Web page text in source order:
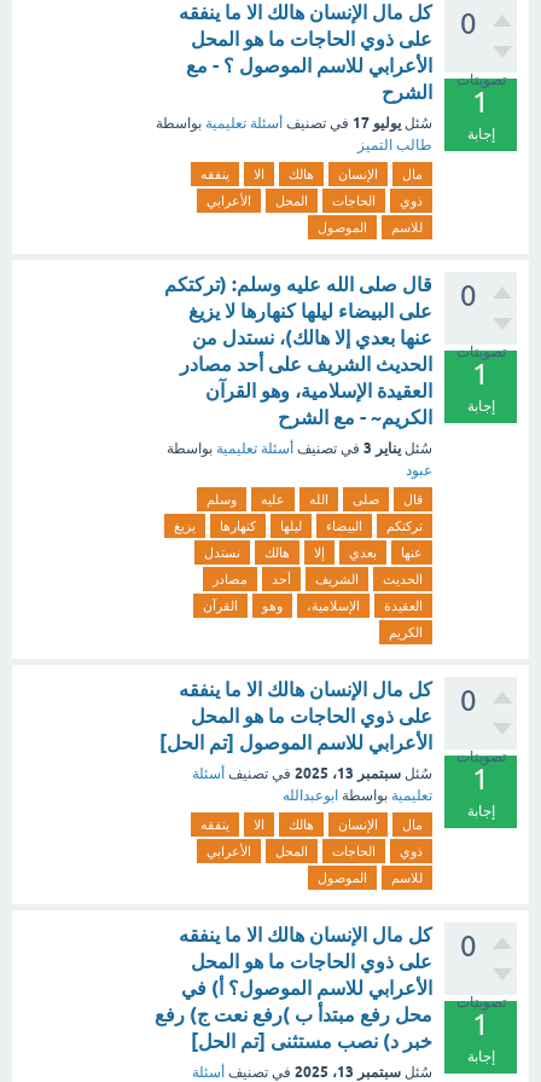
0
تصويتات
1
إجابة
كل مال الإنسان هالك الا ما ينفقه
على ذوي الحاجات ما هو المحل
الأعرابي للاسم الموصول ؟ - مع
الشرح
سُئل يوليو 17 في تصنيف أسئلة تعليمية بواسطة
طالب التميز
مال الإنسان هالك الا
ينفقه
ذوي
الحاجات المحل
الأعرابي
للاسم
الموصول
0
تصويتات
1
إجابة
قال صلى الله عليه وسلم: (تركتكم
على البيضاء ليلها كنهارها لا يزيغ
عنها بعدي إلا هالك)، نستدل من
الحديث الشريف على أحد مصادر
العقيدة الإسلامية، وهو القرآن
الكريم~ - مع الشرح
سُئل يناير 3 في تصنيف أسئلة تعليمية بواسطة
عبود
قال صلى الله عليه
وسلم
تركتكم
البيضاء ليلها كنهارها
يزيغ
عنها
بعدي إلا هالك
نستدل
الحديث
الشريف أحد
مصادر
العقيدة
الإسلامية، وهو
القرآن
الكريم
0
تصويتات
1
إجابة
كل مال الإنسان هالك الا ما ينفقه
على ذوي الحاجات ما هو المحل
الأعرابي للاسم الموصول [تم الحل]
سُئل سبتمبر 13، 2025 في تصنيف أسئلة
تعليمية بواسطة ابوعبدالله
مال الإنسان هالك الا
ينفقه
ذوي
الحاجات المحل
الأعرابي
للاسم
الموصول
0
تصويتات
1
إجابة
كل مال الإنسان هالك الا ما ينفقه
على ذوي الحاجات ما هو المحل
الأعرابي للاسم الموصول؟ أ) في
محل رفع مبتدأ ب )رفع نعت ج) رفع
خبر د) نصب مستثنى [تم الحل]
سُئل سبتمبر 13، 2025 في تصنيف أسئلة